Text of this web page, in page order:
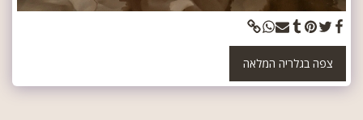
צפה בגלריה המלאה